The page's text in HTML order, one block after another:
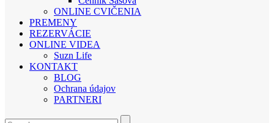
ONLINE CVIČENIA
PREMENY
REZERVÁCIE
ONLINE VIDEA
Suzn Life
KONTAKT
BLOG
Ochrana údajov
PARTNERI